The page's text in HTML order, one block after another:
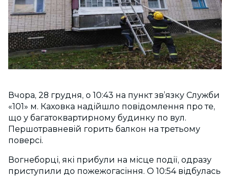
Вчора, 28 грудня, о 10:43 на пункт зв’язку Служби
«101» м. Каховка надійшло повідомлення про те,
що у багатоквартирному будинку по вул.
Першотравневій горить балкон на третьому
поверсі.
Вогнеборці, які прибули на місце події, одразу
приступили до пожежогасіння. О 10:54 відбулась